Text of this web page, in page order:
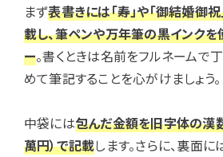
まず表書きには「寿」や「御結婚御
載し、筆ペンや万年筆の黒インク
ー。書くときは名前をフルネームで
めて筆記することを心がけましょう。
中袋には包んだ金額を旧字体の漢
萬円）で記載します。さらに、裏面